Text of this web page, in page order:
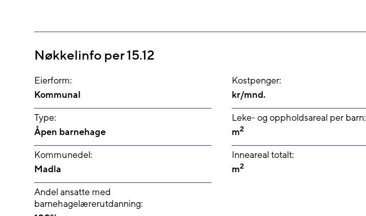
Nøkkelinfo per 15.12
Eierform:
Kommunal
Kostpenger:
kr/mnd.
Type:
Åpen barnehage
Leke- og oppholdsareal per barn:
m2
Kommunedel:
Madla
Inneareal totalt:
m2
Andel ansatte med
barnehagelærerutdanning: